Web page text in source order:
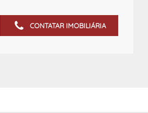
CONTATAR IMOBILIÁRIA